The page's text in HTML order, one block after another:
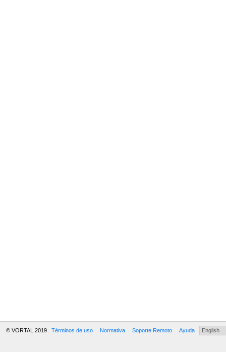
© VORTAL 2019 Términos de uso Normativa Soporte Remoto Ayuda